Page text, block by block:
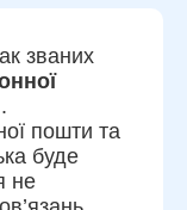
званих
.
пошти та
буде
не